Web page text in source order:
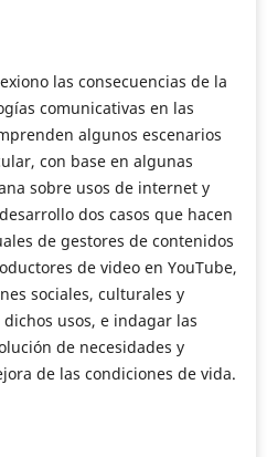
las consecuencias de la
comunicativas en las
algunos escenarios
con base en algunas
sobre usos de internet y
dos casos que hacen
de gestores de contenidos
de video en YouTube,
sociales, culturales y
usos, e indagar las
de necesidades y
de las condiciones de vida.